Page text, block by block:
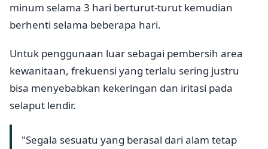
minum selama 3 hari berturut-turut kemudian
berhenti selama beberapa hari.
Untuk penggunaan luar sebagai pembersih area
kewanitaan, frekuensi yang terlalu sering justru
bisa menyebabkan kekeringan dan iritasi pada
selaput lendir.
"Segala sesuatu yang berasal dari alam tetap